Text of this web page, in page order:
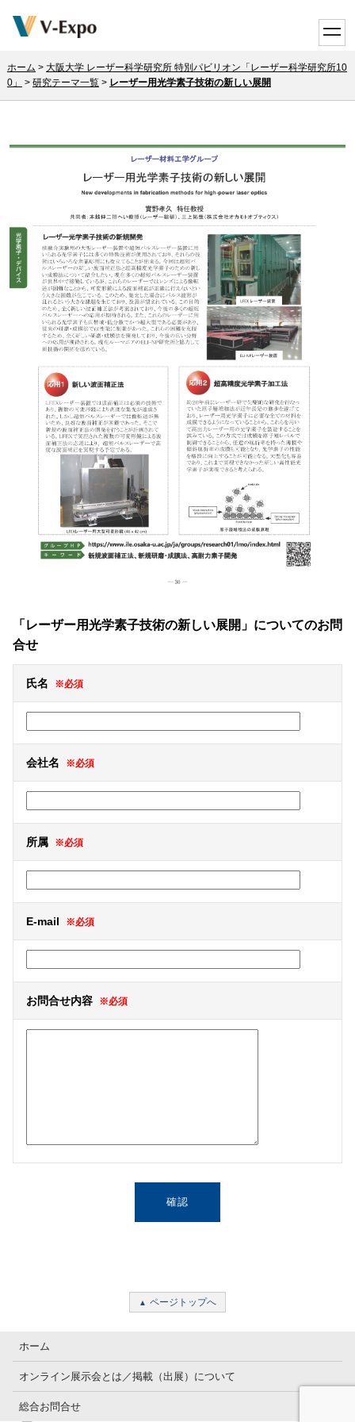
ホーム > 大阪大学 レーザー科学研究所 特別パビリオン「レーザー科学研究所10
0」
> 研究テーマ一覧> レーザー用光学素子技術の新しい展開
「レーザー用光学素子技術の新しい展開」についてのお問
合せ
氏名 ※必須
会社名 ※必須
所属 ※必須
E-mail ※必須
お問合せ内容 ※必須
ページトップへ
ホーム
オンライン展示会とは／掲載（出展）について
総合お問合せ